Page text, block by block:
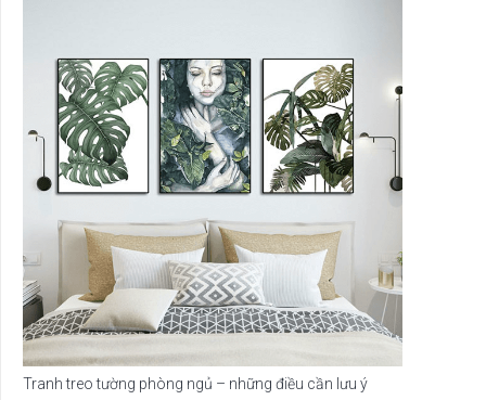
Tranh treo tường phòng ngủ – những điều cần lưu ý